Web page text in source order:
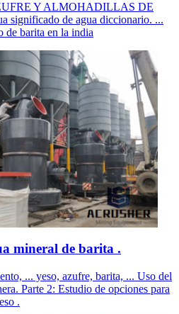
Y ALMOHADILLAS DE
significado de agua diccionario. ...
de barita en la india
mineral de barita .
... yeso, azufre, barita, ... Uso del
Parte 2: Estudio de opciones para
.